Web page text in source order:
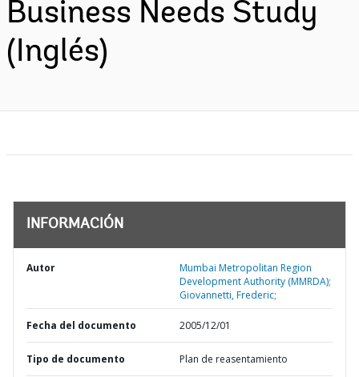
Business Needs Study
(Inglés)
INFORMACIÓN
Autor
Mumbai Metropolitan Region
Development Authority (MMRDA);
Giovannetti, Frederic;
Fecha del documento 2005/12/01
Tipo de documento Plan de reasentamiento